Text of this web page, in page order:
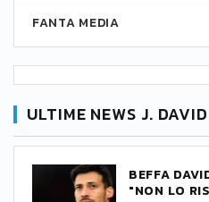
FANTA MEDIA
ULTIME NEWS J. DAVID
BEFFA
"NON LO